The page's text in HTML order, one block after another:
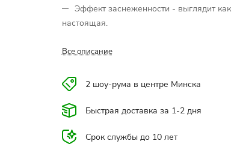
Эффект заснеженности - выглядит как
настоящая.
Все описание
2 шоу-рума в центре Минска
Быстрая доставка за 1-2 дня
Срок службы до 10 лет